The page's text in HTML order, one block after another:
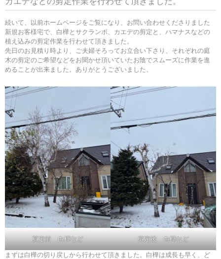
続いて、以前ホームページをご覧になり、お問い合わせくださりました
新規お客様宅で、白樺とサクランボ、カエデの剪定と、ハマナスなどの
植え込みの剪定作業を行わせて頂きました。
先日のお見積り時より、ご夫婦そろってお立合い下さり、それぞれの庭
木の剪定のご希望などをお聞かせ頂いていたお陰でスムーズに作業を進
めることが出来ました。ありがとうございました。
剪定前 白樺など 剪定後 白樺など
まずは白樺の切り戻しから行わせて頂きました。白樺は成長も早く、ど